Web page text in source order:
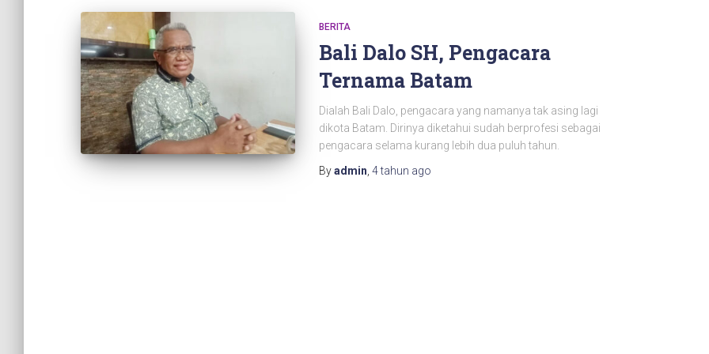
BERITA
Bali Dalo SH, Pengacara
Ternama Batam
Dialah Bali Dalo, pengacara yang namanya tak asing lagi
dikota Batam. Dirinya diketahui sudah berprofesi sebagai
pengacara selama kurang lebih dua puluh tahun.
Byadmin 4 tahun ago